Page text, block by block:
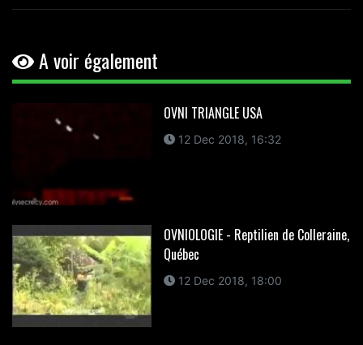
A voir également
OVNI TRIANGLE USA
12 Dec 2018, 16:32
OVNIOLOGIE - Reptilien de Colleraine,
Québec
12 Dec 2018, 18:00